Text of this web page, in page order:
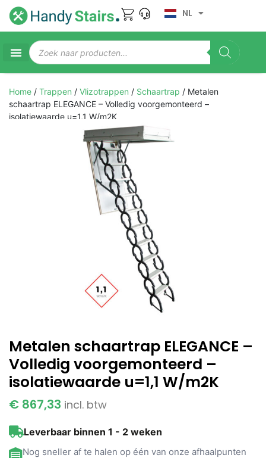
NL
Home / Trappen / Vlizotrappen / Schaartrap / Metalen
schaartrap ELEGANCE – Volledig voorgemonteerd –
isolatiewaarde u=1,1 W/m2K
Metalen schaartrap ELEGANCE –
Volledig voorgemonteerd –
isolatiewaarde u=1,1 W/m2K
€ 867,33 incl. btw
Leverbaar binnen 1 - 2 weken
Nog sneller af te halen op één van onze afhaalpunten